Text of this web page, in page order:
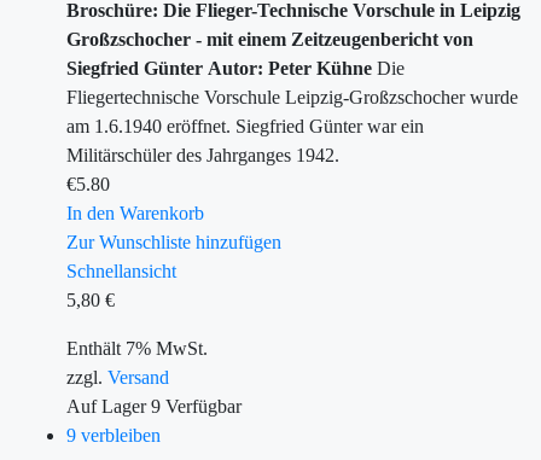
Broschüre: Die Flieger-Technische Vorschule in Leipzig
Großzschocher - mit einem Zeitzeugenbericht von
Siegfried Günter Autor: Peter Kühne Die
Fliegertechnische Vorschule Leipzig-Großzschocher wurde
am 1.6.1940 eröffnet. Siegfried Günter war ein
Militärschüler des Jahrganges 1942.
€5.80
In den Warenkorb
Zur Wunschliste hinzufügen
Schnellansicht
5,80 €
Enthält 7% MwSt.
zzgl. Versand
Auf Lager9 Verfügbar
9 verbleiben